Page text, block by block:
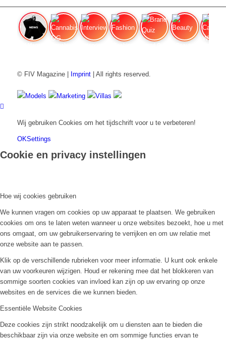
© FIV Magazine | Imprint| All rights reserved.
Models Marketing Villas
Wij gebruiken Cookies om het tijdschrift voor u te verbeteren!
OKSettings
Cookie en privacy instellingen
Hoe wij cookies gebruiken
We kunnen vragen om cookies op uw apparaat te plaatsen. We gebruiken
cookies om ons te laten weten wanneer u onze websites bezoekt, hoe u met
ons omgaat, om uw gebruikerservaring te verrijken en om uw relatie met
onze website aan te passen.
Klik op de verschillende rubrieken voor meer informatie. U kunt ook enkele
van uw voorkeuren wijzigen. Houd er rekening mee dat het blokkeren van
sommige soorten cookies van invloed kan zijn op uw ervaring op onze
websites en de services die we kunnen bieden.
Essentiële Website Cookies
Deze cookies zijn strikt noodzakelijk om u diensten aan te bieden die
beschikbaar zijn via onze website en om sommige functies ervan te